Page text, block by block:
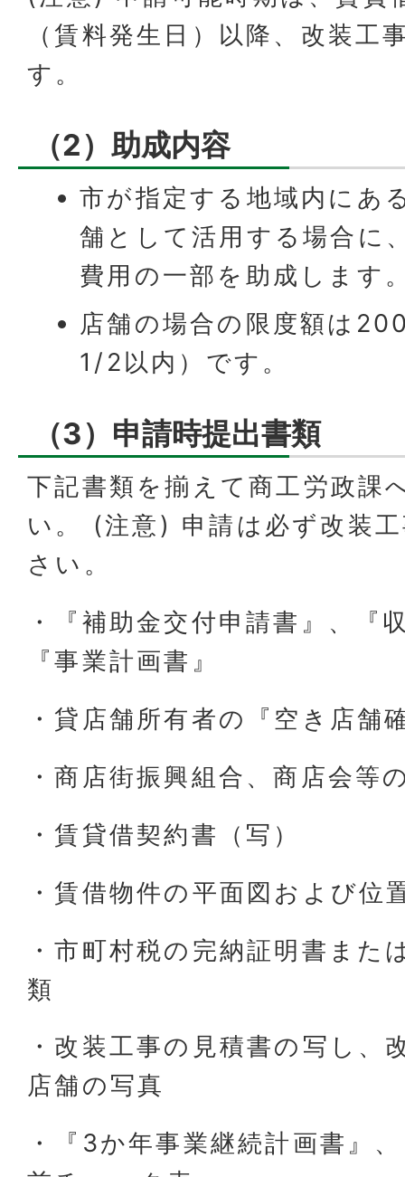
（賃料発生日）以降、改装工
す。
（2）助成内容
市が指定する地域内にあ
舗として活用する場合に
費用の一部を助成します
店舗の場合の限度額は
1/2以内）です。
（3）申請時提出書類
下記書類を揃えて商工労政課
い。 (注意) 申請は必ず改装
さい。
・『補助金交付申請書』、『
『事業計画書』
・貸店舗所有者の『空き店舗
・商店街振興組合、商店会等
・賃貸借契約書（写）
・賃借物件の平面図および位
・市町村税の完納証明書また
類
・改装工事の見積書の写し、
店舗の写真
・『3か年事業継続計画書』